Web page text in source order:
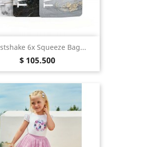
6x Squeeze Bag...
Precio
$ 105.500